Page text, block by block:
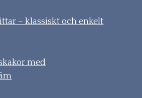
– klassiskt och enkelt
med